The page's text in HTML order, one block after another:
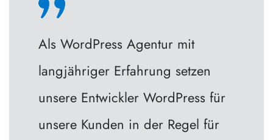
Als WordPress Agentur mit
langjähriger Erfahrung setzen
unsere Entwickler WordPress für
unsere Kunden in der Regel für